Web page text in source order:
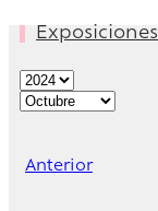
Exposiciones
Anterior